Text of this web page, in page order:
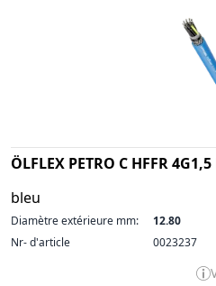
ÖLFLEX PETRO C HFFR 4G1,5
bleu
Diamètre extérieure mm:
12.80
Nr- d'article
0023237